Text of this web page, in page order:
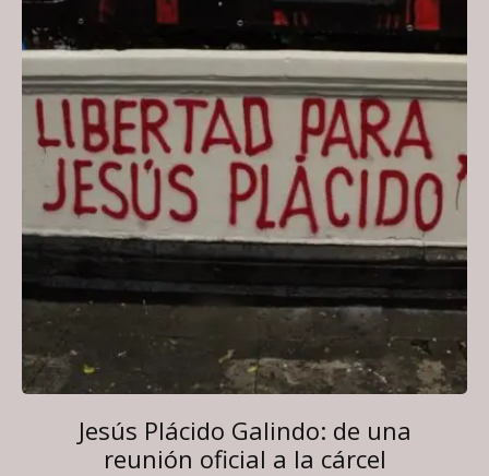
Jesús Plácido Galindo: de una
reunión oficial a la cárcel